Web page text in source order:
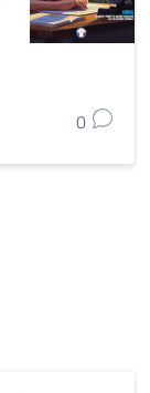
0